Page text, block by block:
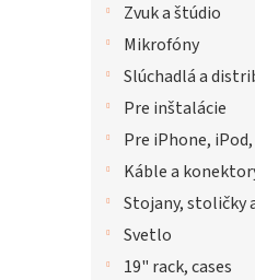
Zvuk a štúdio
Mikrofóny
Slúchadlá a
Pre inštalácie
Pre iPhone, iPod,
Káble a
Stojany, stoličky
Svetlo
19" rack, cases